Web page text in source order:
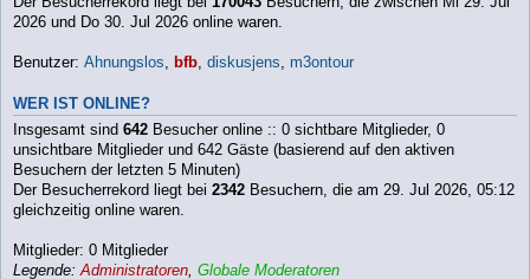
2026 und Do 30. Jul 2026 online waren.
Benutzer: Ahnungslos, bfb, diskusjens, m3ontour
WER IST ONLINE?
Insgesamt sind 642 Besucher online :: 0 sichtbare Mitglieder, 0
unsichtbare Mitglieder und 642 Gäste (basierend auf den aktiven
Besuchern der letzten 5 Minuten)
Der Besucherrekord liegt bei 2342 Besuchern, die am 29. Jul 2026, 05:12
gleichzeitig online waren.
Mitglieder: 0 Mitglieder
Legende:Administratoren, Globale Moderatoren